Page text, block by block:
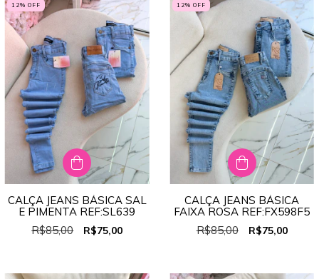
12% OFF
CALÇA JEANS BÁSICA SAL
E PIMENTA REF:SL639
R$85,00
R$75,00
12% OFF
CALÇA JEANS BÁSICA
FAIXA ROSA REF:FX598F5
R$85,00
R$75,00